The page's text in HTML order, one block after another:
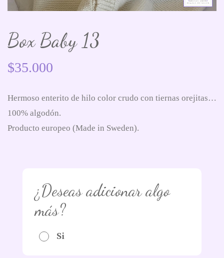
Box Baby 13
$35.000
Hermoso enterito de hilo color crudo con tiernas orejitas…
100% algodón.
Producto europeo (Made in Sweden).
¿Deseas adicionar algo
más?
Si